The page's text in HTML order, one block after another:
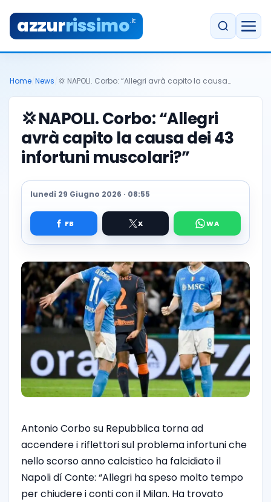
azzurrissimo.it
Home News 💢 NAPOLI. Corbo: “Allegri avrà capito la causa…
💢NAPOLI. Corbo: “Allegri
avrà capito la causa dei 43
infortuni muscolari?”
lunedì 29 Giugno 2026 · 08:55
Antonio Corbo su Repubblica torna ad
accendere i riflettori sul problema infortuni che
nello scorso anno calcistico ha falcidiato il
Napoli dí Conte: “Allegri ha speso molto tempo
per chiudere i conti con il Milan. Ha trovato